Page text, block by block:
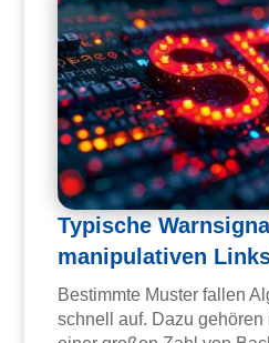
Typische
manipulativen
Bestimmte Muster fallen
schnell auf. Dazu